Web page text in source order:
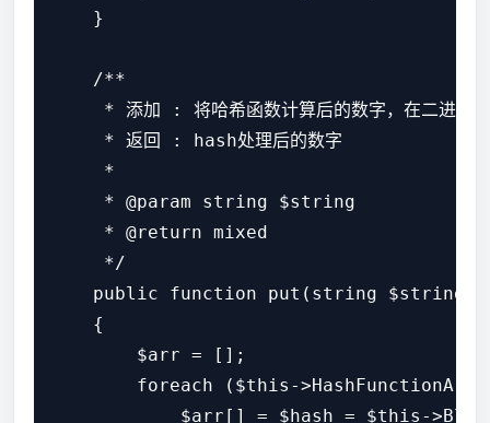
    }
    /**
* 添加 : 将哈希函数计算后的数字，在二进制
     * 返回 : hash处理后的数字
     *
     * @param string $string
     * @return mixed
     */
    public function put(string $string)
    {
        $arr = [];
foreach ($this->HashFunctionArr
$arr[] = $hash = $this-